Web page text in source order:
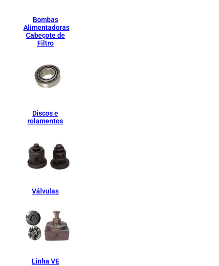
Bombas
Alimentadoras
Cabeçote de
Filtro
Discos e
rolamentos
Válvulas
Linha VE